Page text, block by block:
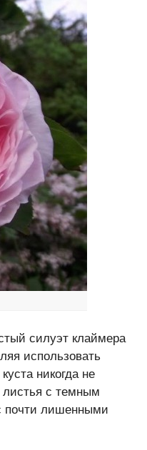
силуэт клаймера
использовать
никогда не
с темным
почти лишенными